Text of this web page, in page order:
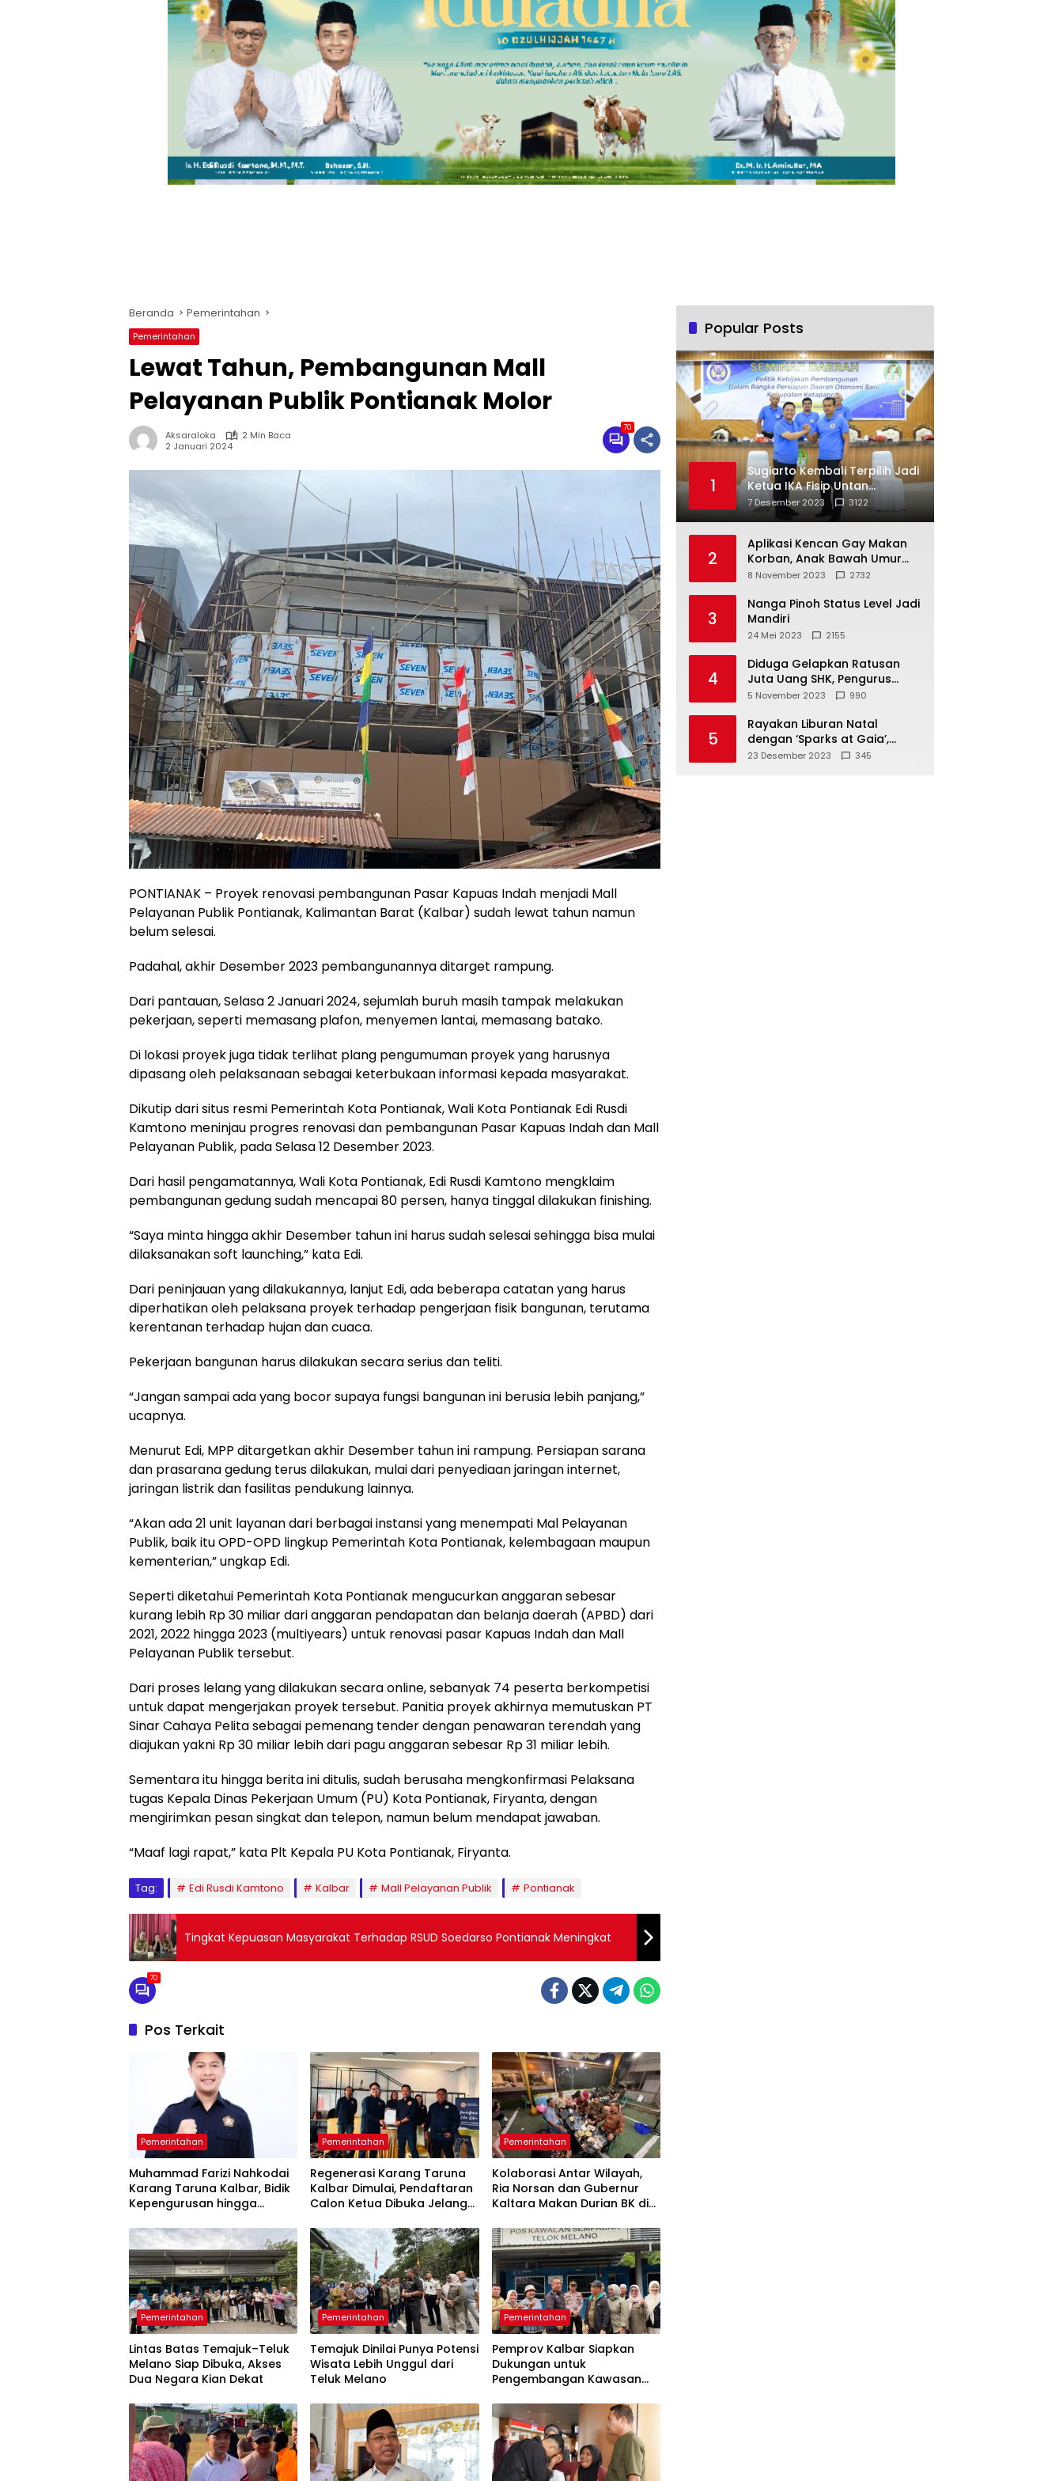
Beranda Pemerintahan
Pemerintahan
Lewat Tahun, Pembangunan Mall
Pelayanan Publik Pontianak Molor
Aksaraloka
2 Min Baca
2 Januari 2024
70
PONTIANAK – Proyek renovasi pembangunan Pasar Kapuas Indah menjadi Mall
Pelayanan Publik Pontianak, Kalimantan Barat (Kalbar) sudah lewat tahun namun
belum selesai.
Padahal, akhir Desember 2023 pembangunannya ditarget rampung.
Dari pantauan, Selasa 2 Januari 2024, sejumlah buruh masih tampak melakukan
pekerjaan, seperti memasang plafon, menyemen lantai, memasang batako.
Di lokasi proyek juga tidak terlihat plang pengumuman proyek yang harusnya
dipasang oleh pelaksanaan sebagai keterbukaan informasi kepada masyarakat.
Dikutip dari situs resmi Pemerintah Kota Pontianak, Wali Kota Pontianak Edi Rusdi
Kamtono meninjau progres renovasi dan pembangunan Pasar Kapuas Indah dan Mall
Pelayanan Publik, pada Selasa 12 Desember 2023.
Dari hasil pengamatannya, Wali Kota Pontianak, Edi Rusdi Kamtono mengklaim
pembangunan gedung sudah mencapai 80 persen, hanya tinggal dilakukan finishing.
“Saya minta hingga akhir Desember tahun ini harus sudah selesai sehingga bisa mulai
dilaksanakan soft launching,” kata Edi.
Dari peninjauan yang dilakukannya, lanjut Edi, ada beberapa catatan yang harus
diperhatikan oleh pelaksana proyek terhadap pengerjaan fisik bangunan, terutama
kerentanan terhadap hujan dan cuaca.
Pekerjaan bangunan harus dilakukan secara serius dan teliti.
“Jangan sampai ada yang bocor supaya fungsi bangunan ini berusia lebih panjang,”
ucapnya.
Menurut Edi, MPP ditargetkan akhir Desember tahun ini rampung. Persiapan sarana
dan prasarana gedung terus dilakukan, mulai dari penyediaan jaringan internet,
jaringan listrik dan fasilitas pendukung lainnya.
“Akan ada 21 unit layanan dari berbagai instansi yang menempati Mal Pelayanan
Publik, baik itu OPD-OPD lingkup Pemerintah Kota Pontianak, kelembagaan maupun
kementerian,” ungkap Edi.
Seperti diketahui Pemerintah Kota Pontianak mengucurkan anggaran sebesar
kurang lebih Rp 30 miliar dari anggaran pendapatan dan belanja daerah (APBD) dari
2021, 2022 hingga 2023 (multiyears) untuk renovasi pasar Kapuas Indah dan Mall
Pelayanan Publik tersebut.
Dari proses lelang yang dilakukan secara online, sebanyak 74 peserta berkompetisi
untuk dapat mengerjakan proyek tersebut. Panitia proyek akhirnya memutuskan PT
Sinar Cahaya Pelita sebagai pemenang tender dengan penawaran terendah yang
diajukan yakni Rp 30 miliar lebih dari pagu anggaran sebesar Rp 31 miliar lebih.
Sementara itu hingga berita ini ditulis, sudah berusaha mengkonfirmasi Pelaksana
tugas Kepala Dinas Pekerjaan Umum (PU) Kota Pontianak, Firyanta, dengan
mengirimkan pesan singkat dan telepon, namun belum mendapat jawaban.
“Maaf lagi rapat,” kata Plt Kepala PU Kota Pontianak, Firyanta.
Tag: Edi Rusdi Kamtono Kalbar Mall Pelayanan Publik Pontianak
Tingkat Kepuasan Masyarakat Terhadap RSUD Soedarso Pontianak Meningkat
70
Pos Terkait
Pemerintahan
Muhammad Farizi Nahkodai
Karang Taruna Kalbar, Bidik
Kepengurusan hingga
Pemerintahan
Regenerasi Karang Taruna
Kalbar Dimulai, Pendaftaran
Calon Ketua Dibuka Jelang
Pemerintahan
Kolaborasi Antar Wilayah,
Ria Norsan dan Gubernur
Kaltara Makan Durian BK di
Pemerintahan
Lintas Batas Temajuk–Teluk
Melano Siap Dibuka, Akses
Dua Negara Kian Dekat
Pemerintahan
Temajuk Dinilai Punya Potensi
Wisata Lebih Unggul dari
Teluk Melano
Pemerintahan
Pemprov Kalbar Siapkan
Dukungan untuk
Pengembangan Kawasan
Popular Posts
1
Sugiarto Kembali Terpilih Jadi
Ketua IKA Fisip Untan
Ketapang
7 Desember 2023 3122
2
Aplikasi Kencan Gay Makan
Korban, Anak Bawah Umur
Jadi Korban Persetubuhan
8 November 2023 2732
3
Nanga Pinoh Status Level Jadi
Mandiri
24 Mei 2023 2155
4
Diduga Gelapkan Ratusan
Juta Uang SHK, Pengurus
Koperasi SUB Dilaporkan ke
5 November 2023 990
5
Rayakan Liburan Natal
dengan ‘Sparks at Gaia’,
Sajikan Tempat Foto Estetik
23 Desember 2023 345